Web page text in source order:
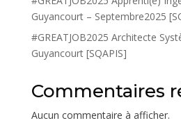
Guyancourt – Septembre2025
#GREATJOB2025 Architecte
Guyancourt [SQAPIS]
Commentaires
Aucun commentaire à afficher.